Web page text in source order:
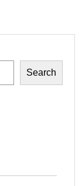
Search